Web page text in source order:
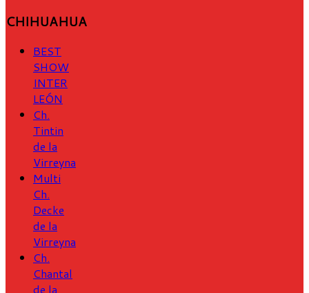
CHIHUAHUA
BEST
SHOW
INTER
LEÓN
Ch.
Tintin
de la
Virreyna
Multi
Ch.
Decke
de la
Virreyna
Ch.
Chantal
de la